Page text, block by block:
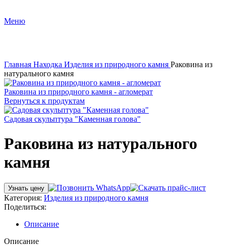
Меню
Главная Находка Изделия из природного камня Раковина из
натурального камня
Раковина из природного камня - агломерат
Вернуться к продуктам
Садовая скульптура "Каменная голова"
Раковина из натурального
камня
Узнать цену
Категория: Изделия из природного камня
Поделиться:
Описание
Описание